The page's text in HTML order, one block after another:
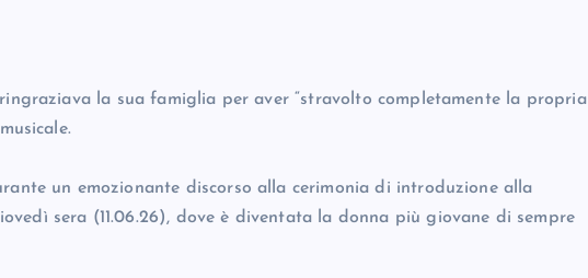
la sua famiglia per aver “stravolto completamente la propria
un emozionante discorso alla cerimonia di introduzione alla
sera (11.06.26), dove è diventata la donna più giovane di sempre